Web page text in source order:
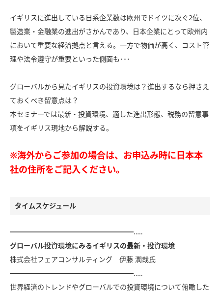
イギリスに進出している日系企業数は欧州でドイツに次ぐ2位、
製造業・金融業の進出がさかんであり、日本企業にとって欧州内
において重要な経済拠点と言える。一方で物価が高く、コスト管
理や法令遵守が重要といった側面も･･･
グローバルから見たイギリスの投資環境は？進出するなら押さえ
ておくべき留意点は？
本セミナーでは最新・投資環境、適した進出形態、税務の留意事
項をイギリス現地から解説する。
※海外からご参加の場合は、お申込み時に日本本
社の住所をご記入ください。
タイムスケジュール
━━━━━━━━━━━━━━━━━━…‥
グローバル投資環境にみるイギリスの最新・投資環境
株式会社フェアコンサルティング 伊藤 潤哉氏
━━━━━━━━━━━━━━━━━━…‥
世界経済のトレンドやグローバルでの投資環境について俯瞰した